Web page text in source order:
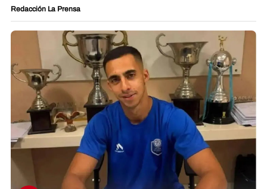
Redacción La Prensa